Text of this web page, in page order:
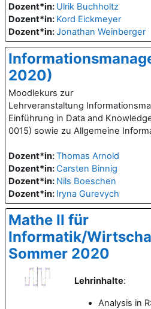
Dozent*in: Ulrik Buchholtz
Dozent*in: Kord Eickmeyer
Dozent*in:Jonathan Weinberger
2020)
Moodlekurs zur
Lehrveranstaltung
Einführung in Data and
0015) sowie zu Allgemeine
Dozent*in:Thomas Arnold
Dozent*in:Carsten Binnig
Dozent*in: Nils Boeschen
Dozent*in: Iryna Gurevych
Mathe II für
Informatik/
Sommer 2020
Lehrinhalte:
Analysis in